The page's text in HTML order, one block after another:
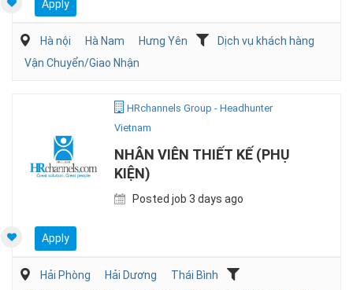
Apply
Hà nội Hà Nam Hưng Yên
Dịch vụ khách hàng
Vận Chuyển/Giao Nhận
HRchannels Group - Headhunter
Vietnam
NHÂN VIÊN THIẾT KẾ (PHỤ
KIỆN)
Posted job 3 days ago
Apply
Hải Phòng Hải Dương
Thái Bình